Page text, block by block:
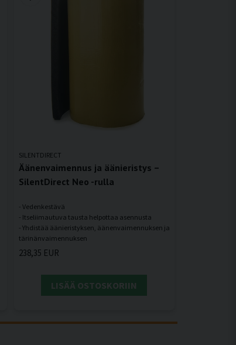
SILENTDIRECT
Äänenvaimennus ja äänieristys –
SilentDirect Neo -rulla
- Vedenkestävä
- Itseliimautuva tausta helpottaa asennusta
- Yhdistää äänieristyksen, äänenvaimennuksen ja
238,35 EUR
LISÄÄ OSTOSKORIIN